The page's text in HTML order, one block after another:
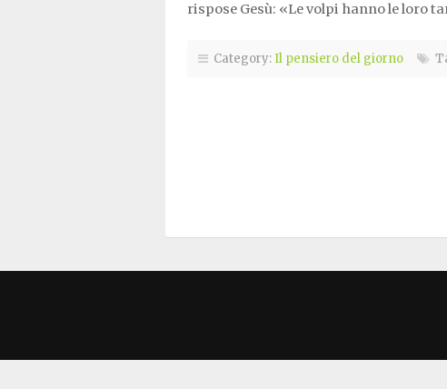
rispose Gesù: «Le volpi hanno le loro
Category:Il pensiero del giorno